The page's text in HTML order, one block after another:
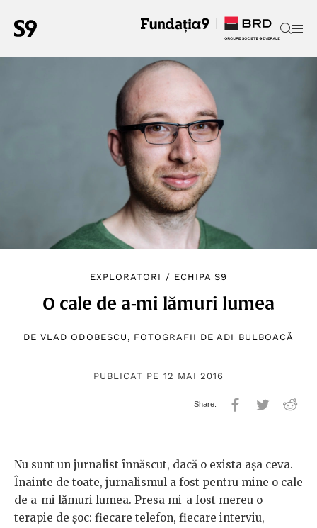
EXPLORATORI / ECHIPA S9
O cale de a-mi lămuri lumea
DEVLAD ODOBESCU , FOTOGRAFII DEADI BULBOACĂ
PUBLICAT PE 12 MAI 2016
Nu sunt un jurnalist înnăscut, dacă o exista așa ceva.
Înainte de toate, jurnalismul a fost pentru mine o cale
de a-mi lămuri lumea. Presa mi-a fost mereu o
terapie de șoc: fiecare telefon, fiecare interviu,